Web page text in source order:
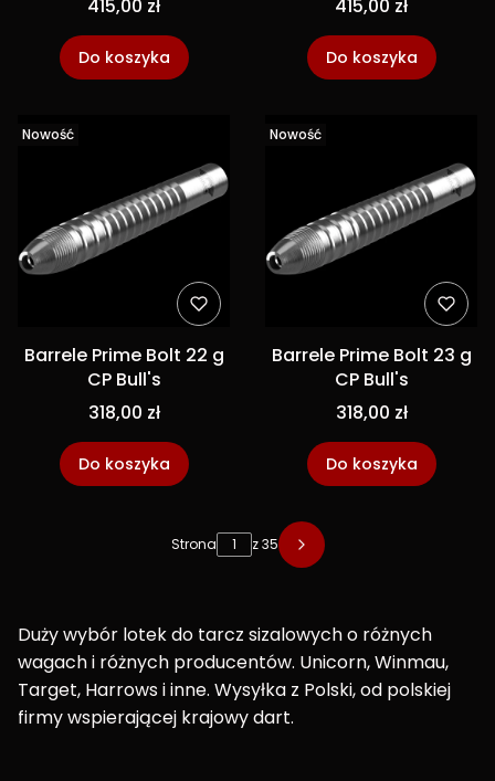
415,00 zł
Do koszyka
415,00 zł
Do koszyka
Nowość
Barrele Prime Bolt 22 g
CP Bull's
318,00 zł
Do koszyka
Nowość
Barrele Prime Bolt 23 g
CP Bull's
318,00 zł
Do koszyka
Strona z 35
Duży wybór lotek do tarcz sizalowych o różnych
wagach i różnych producentów. Unicorn, Winmau,
Target, Harrows i inne. Wysyłka z Polski, od polskiej
firmy wspierającej krajowy dart.